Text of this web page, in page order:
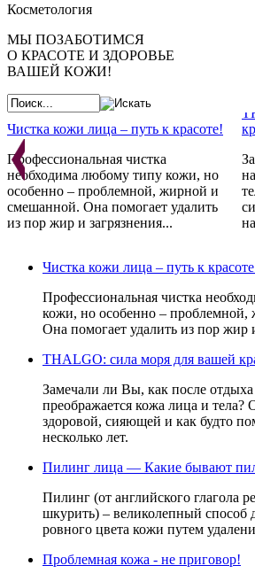
Косметология
МЫ ПОЗАБОТИМСЯ
О КРАСОТЕ И ЗДОРОВЬЕ
ВАШЕЙ КОЖИ!
Чистка кожи лица – путь к красоте!
Профессиональная чистка
необходима любому типу кожи, но
особенно – проблемной, жирной и
смешанной. Она помогает удалить
из пор жир и загрязнения...
Проблемная кожа - не приговор!
Стандарты красоты меняются год за
годом. Постоянно одно:
неотъемлемым атрибутом красоты
всегда являлась и является
идеальная кожа и чистое лицо.
Чистка кожи лица – путь к
Профессиональная чистка
кожи, но особенно –
Она помогает удалить из пор жир
THALGO: сила моря для вашей
Замечали ли Вы, как после
преображается кожа лица и тела?
здоровой, сияющей и как будто
несколько лет.
Пилинг лица — Какие бывают
Пилинг (от английского глагола
шкурить) – великолепный способ
ровного цвета кожи путем
Проблемная кожа - не приговор!